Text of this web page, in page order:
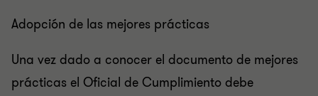
Adopción de las mejores prácticas
Una vez dado a conocer el documento de mejores
prácticas el Oficial de Cumplimiento debe